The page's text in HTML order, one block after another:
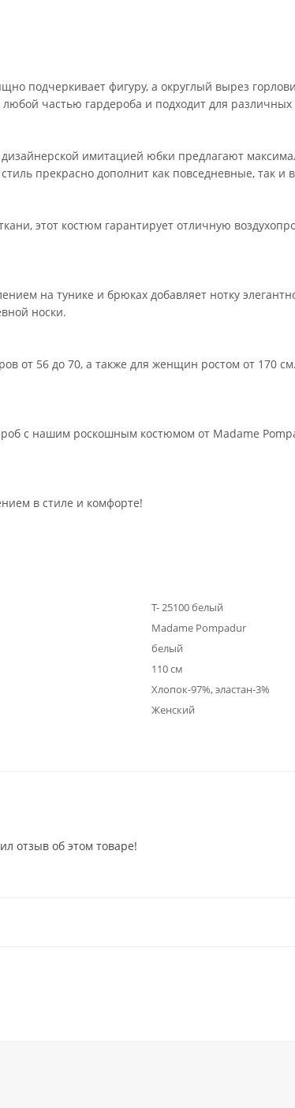
подчеркивает фигуру, а округлый вырез
частью гардероба и подходит для различных
имитацией юбки предлагают
прекрасно дополнит как повседневные, так и
этот костюм гарантирует отличную
на тунике и брюках добавляет нотку
носки.
от 56 до 70, а также для женщин ростом от 170
с нашим роскошным костюмом от Madame
в стиле и комфорте!
Т- 25100 белый
Madame Pompadur
белый
110 см
Хлопок-97%, эластан-3%
Женский
отзыв об этом товаре!